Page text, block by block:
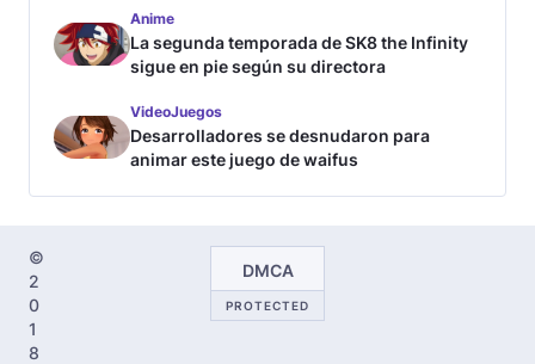
Anime
La segunda temporada de SK8 the Infinity
sigue en pie según su directora
VideoJuegos
Desarrolladores se desnudaron para
animar este juego de waifus
©
2
0
1
8
DMCA
PROTECTED